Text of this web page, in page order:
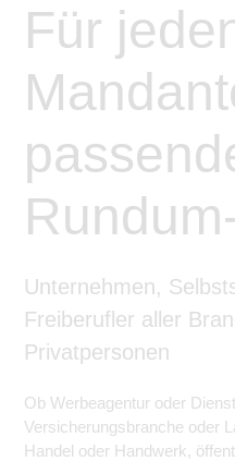
Für
Unternehmen,
Freiberufler aller
Privatpersonen
Ob Werbeagentur oder
Versicherungsbranche oder
Handel oder Handwerk,